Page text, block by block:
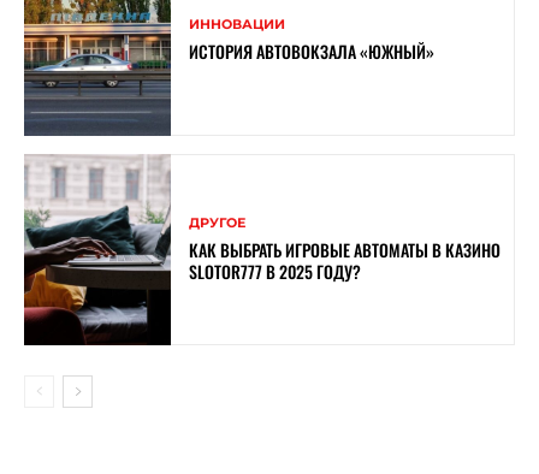
ИННОВАЦИИ
ИСТОРИЯ АВТОВОКЗАЛА «ЮЖНЫЙ»
ДРУГОЕ
КАК ВЫБРАТЬ ИГРОВЫЕ АВТОМАТЫ В КАЗИНО
SLOTOR777 В 2025 ГОДУ?